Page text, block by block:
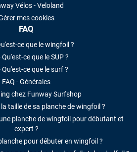
Vélos - Veloland
mes cookies
FAQ
ce que le wingfoil ?
Qu'est-ce que le SUP ?
Qu'est-ce que le surf ?
FAQ - Générales
chez Funway Surfshop
taille de sa planche de wingfoil ?
planche de wingfoil pour débutant et
expert ?
pour débuter en wingfoil ?